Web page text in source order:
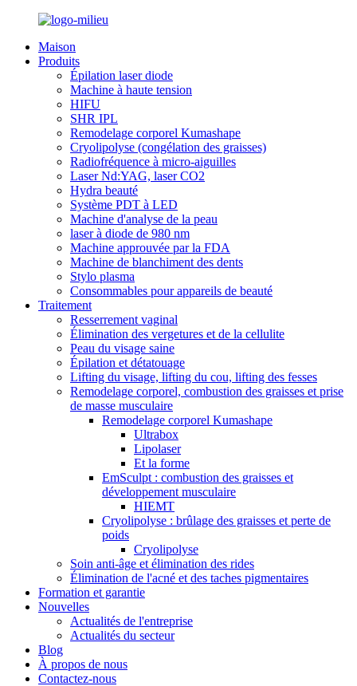
Maison
Produits
Épilation laser diode
Machine à haute tension
HIFU
SHR IPL
Remodelage corporel Kumashape
Cryolipolyse (congélation des graisses)
Radiofréquence à micro-aiguilles
Laser Nd:YAG, laser CO2
Hydra beauté
Système PDT à LED
Machine d'analyse de la peau
laser à diode de 980 nm
Machine approuvée par la FDA
Machine de blanchiment des dents
Stylo plasma
Consommables pour appareils de beauté
Traitement
Resserrement vaginal
Élimination des vergetures et de la cellulite
Peau du visage saine
Épilation et détatouage
Lifting du visage, lifting du cou, lifting des fesses
Remodelage corporel, combustion des graisses et prise
de masse musculaire
Remodelage corporel Kumashape
Ultrabox
Lipolaser
Et la forme
EmSculpt : combustion des graisses et
développement musculaire
HIEMT
Cryolipolyse : brûlage des graisses et perte de
poids
Cryolipolyse
Soin anti-âge et élimination des rides
Élimination de l'acné et des taches pigmentaires
Formation et garantie
Nouvelles
Actualités de l'entreprise
Actualités du secteur
Blog
À propos de nous
Contactez-nous